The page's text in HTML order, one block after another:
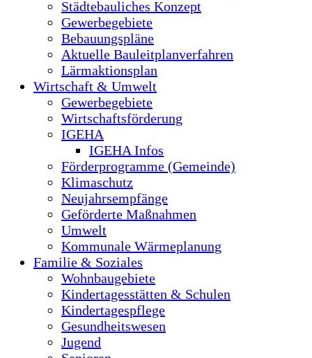
Städtebauliches Konzept
Gewerbegebiete
Bebauungspläne
Aktuelle Bauleitplanverfahren
Lärmaktionsplan
Wirtschaft & Umwelt
Gewerbegebiete
Wirtschaftsförderung
IGEHA
IGEHA Infos
Förderprogramme (Gemeinde)
Klimaschutz
Neujahrsempfänge
Geförderte Maßnahmen
Umwelt
Kommunale Wärmeplanung
Familie & Soziales
Wohnbaugebiete
Kindertagesstätten & Schulen
Kindertagespflege
Gesundheitswesen
Jugend